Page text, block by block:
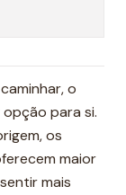
o
para si.
os
maior
mais